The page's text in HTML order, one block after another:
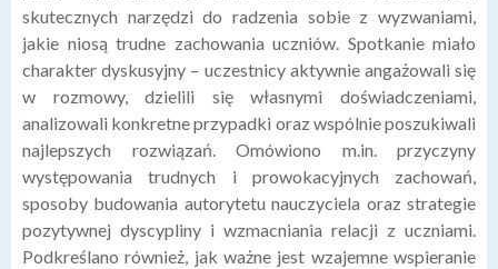
skutecznych narzędzi do radzenia sobie z wyzwaniami,
jakie niosą trudne zachowania uczniów. Spotkanie miało
charakter dyskusyjny – uczestnicy aktywnie angażowali się
w rozmowy, dzielili się własnymi doświadczeniami,
analizowali konkretne przypadki oraz wspólnie poszukiwali
najlepszych rozwiązań. Omówiono m.in. przyczyny
występowania trudnych i prowokacyjnych zachowań,
sposoby budowania autorytetu nauczyciela oraz strategie
pozytywnej dyscypliny i wzmacniania relacji z uczniami.
Podkreślano również, jak ważne jest wzajemne wspieranie